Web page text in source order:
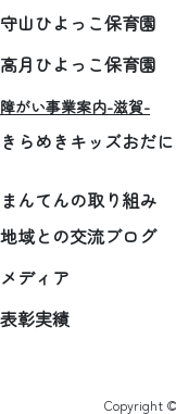
守山ひよっこ保育園
高月ひよっこ保育園
障がい事業案内-滋賀-
きらめきキッズおだに
まんてんの取り組み
地域との交流ブログ
メディア
表彰実績
Copyright